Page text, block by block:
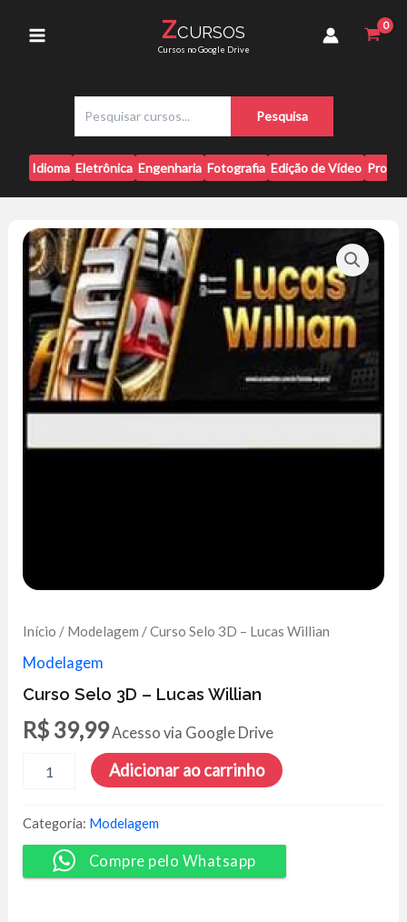
Menu
ZCURSOS
Cursos no Google Drive
s
q
u
i
a
Pesquisa
Idioma Eletrônica Engenharia Fotografia Edição de Vídeo
Início / Modelagem / Curso Selo 3D – Lucas Willian
Modelagem
Curso Selo 3D – Lucas Willian
R$ 39,99Acesso via Google Drive
-
Lucas
Willian
quantidade
Adicionar ao carrinho
Categoria: Modelagem
Compre pelo Whatsapp
Lucas